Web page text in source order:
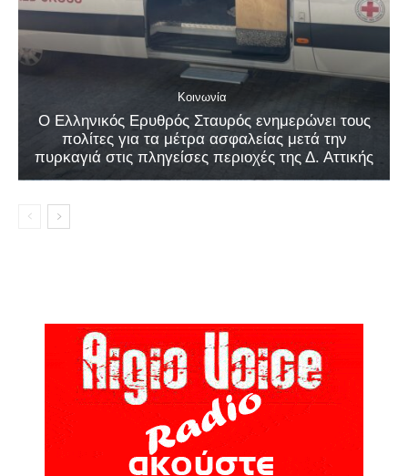
Κοινωνία
Ο Ελληνικός Ερυθρός Σταυρός ενημερώνει τους
πολίτες για τα μέτρα ασφαλείας μετά την
πυρκαγιά στις πληγείσες περιοχές της Δ. Αττικής